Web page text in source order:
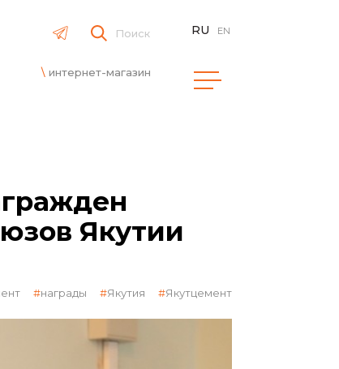
Поиск
интернет-магазин
RU EN
Якутии
награды Якутия Якутцемент